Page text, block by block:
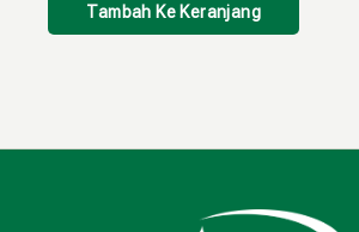
Tambah Ke Keranjang